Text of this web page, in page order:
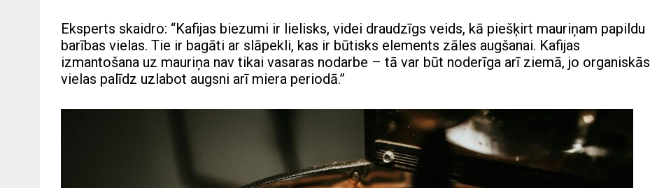
Eksperts skaidro: “Kafijas biezumi ir lielisks, videi draudzīgs veids, kā piešķirt mauriņam papildu
barības vielas. Tie ir bagāti ar slāpekli, kas ir būtisks elements zāles augšanai. Kafijas
izmantošana uz mauriņa nav tikai vasaras nodarbe – tā var būt noderīga arī ziemā, jo organiskās
vielas palīdz uzlabot augsni arī miera periodā.”